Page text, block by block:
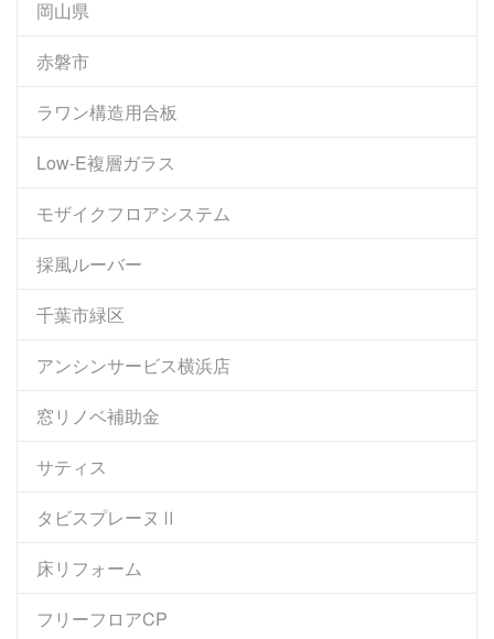
岡山県
赤磐市
ラワン構造用合板
Low-E複層ガラス
モザイクフロアシステム
採風ルーバー
千葉市緑区
アンシンサービス横浜店
窓リノベ補助金
サティス
タビスプレーヌⅡ
床リフォーム
フリーフロアCP